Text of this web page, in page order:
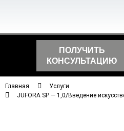
ПОЛУЧИТЬ
КОНСУЛЬТАЦИЮ
Главная
Услуги
JUFORA SP — 1,0/Введение